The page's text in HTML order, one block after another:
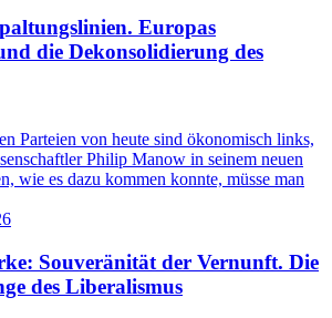
Europas
die Dekonsolidierung des
Parteien von heute sind ökonomisch links,
Philip Manow in seinem neuen
wie es dazu kommen konnte, müsse man
Souveränität der Vernunft. Die
des Liberalismus